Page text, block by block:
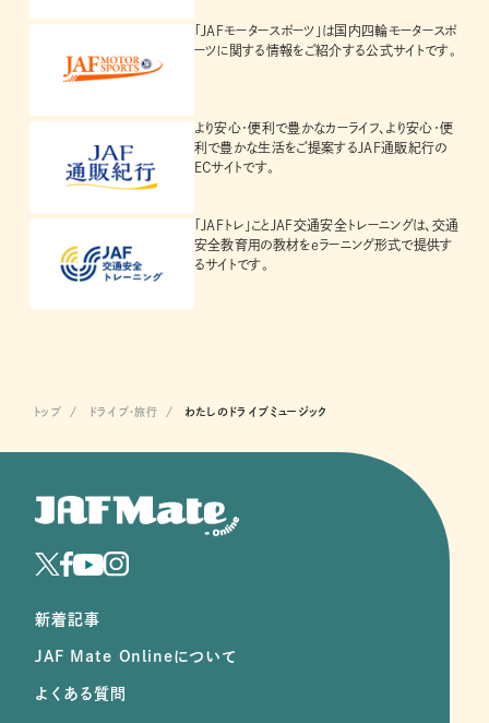
「JAFモータースポーツ」は国内四輪モータースポ
ーツに関する情報をご紹介する公式サイトです。
より安心・便利で豊かなカーライフ、より安心・便
利で豊かな生活をご提案するJAF通販紀行の
ECサイトです。
「JAFトレ」ことJAF交通安全トレーニングは、交通
安全教育用の教材をeラーニング形式で提供す
るサイトです。
トップ ドライブ･旅行 わたしのドライブミュージック
新着記事
JAF Mate Onlineについて
よくある質問